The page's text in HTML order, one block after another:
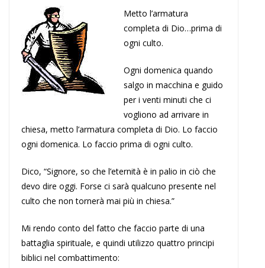
Metto l’armatura
completa di Dio…prima di
ogni culto.
Ogni domenica quando
salgo in macchina e guido
per i venti minuti che ci
vogliono ad arrivare in
chiesa, metto l’armatura completa di Dio. Lo faccio
ogni domenica. Lo faccio prima di ogni culto.
Dico, “Signore, so che l’eternità è in palio in ciò che
devo dire oggi. Forse ci sarà qualcuno presente nel
culto che non tornerà mai più in chiesa.”
Mi rendo conto del fatto che faccio parte di una
battaglia spirituale, e quindi utilizzo quattro principi
biblici nel combattimento: